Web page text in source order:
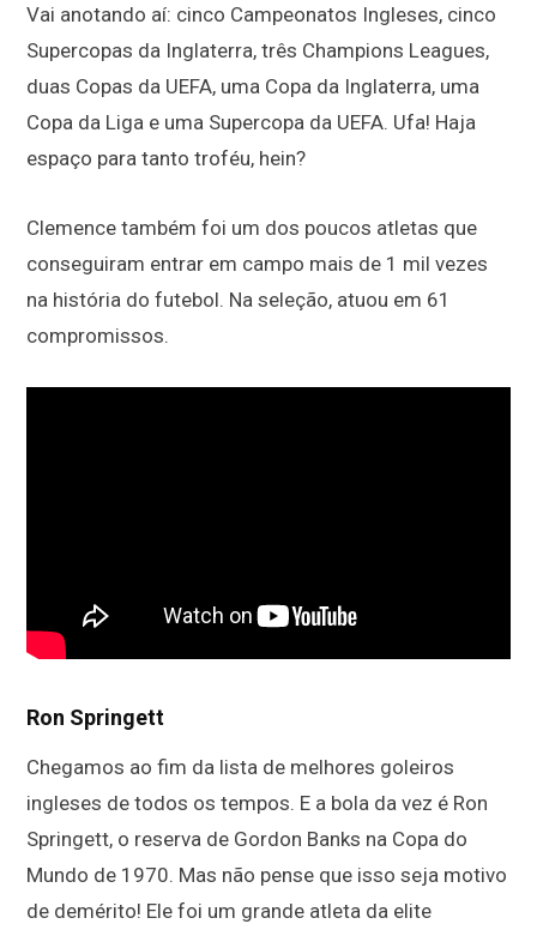
Vai anotando aí: cinco Campeonatos Ingleses, cinco
Supercopas da Inglaterra, três Champions Leagues,
duas Copas da UEFA, uma Copa da Inglaterra, uma
Copa da Liga e uma Supercopa da UEFA. Ufa! Haja
espaço para tanto troféu, hein?
Clemence também foi um dos poucos atletas que
conseguiram entrar em campo mais de 1 mil vezes
na história do futebol. Na seleção, atuou em 61
compromissos.
Ron Springett
Chegamos ao fim da lista de melhores goleiros
ingleses de todos os tempos. E a bola da vez é Ron
Springett, o reserva de Gordon Banks na Copa do
Mundo de 1970. Mas não pense que isso seja motivo
de demérito! Ele foi um grande atleta da elite